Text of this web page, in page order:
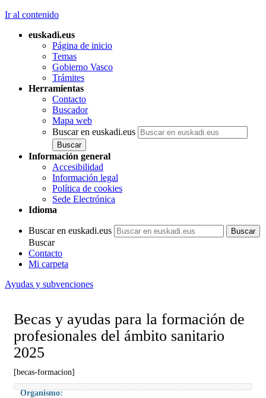
Ir al contenido
euskadi.eus
Página de inicio
Temas
Gobierno Vasco
Trámites
Herramientas
Contacto
Buscador
Mapa web
Buscar en euskadi.eus
Información general
Accesibilidad
Información legal
Política de cookies
Sede Electrónica
Idioma
Buscar en euskadi.eus
Buscar
Contacto
Mi carpeta
Ayudas y subvenciones
Becas y ayudas para la formación de
profesionales del ámbito sanitario
2025
[becas-formacion]
Organismo: